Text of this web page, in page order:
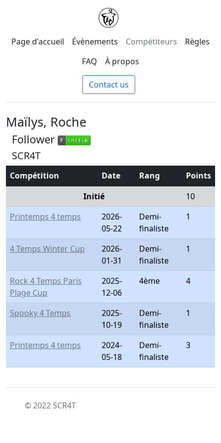
Page d'accueil Évènements Compétiteurs
Règles
FAQ
À propos
Contact us
Maïlys, Roche
Follower F
F Initié
Initié
SCR4T
Compétition Date Rang
Points
Initié
10
Printemps 4 temps
2026-
05-22
Demi-
finaliste
1
4 Temps Winter Cup
2026-
01-31
Demi-
finaliste
1
Rock 4 Temps Paris
Plage Cup
2025-
12-06
4ème 4
Spooky 4 Temps
2025-
10-19
Demi-
finaliste
1
Printemps 4 temps
2024-
05-18
Demi-
finaliste
3
© 2022 SCR4T